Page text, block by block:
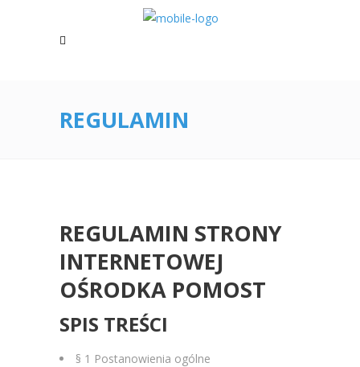
REGULAMIN
REGULAMIN STRONY
INTERNETOWEJ
OŚRODKA POMOST
SPIS TREŚCI
§ 1 Postanowienia ogólne